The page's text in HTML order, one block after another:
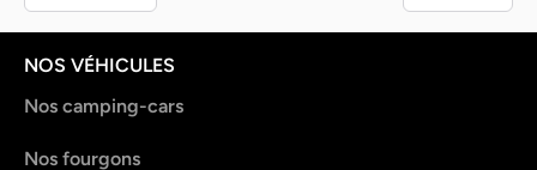
NOS VÉHICULES
Nos camping-cars
Nos fourgons